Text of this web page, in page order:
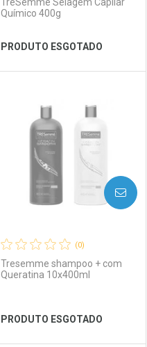
Ver Desconto Convênio
Químico 400g
PRODUTO ESGOTADO
Laboratório
Ver Desconto Convênio
Por Menos
(0)
Tresemme shampoo + com
Queratina 10x400ml
PRODUTO ESGOTADO
AVISE-ME